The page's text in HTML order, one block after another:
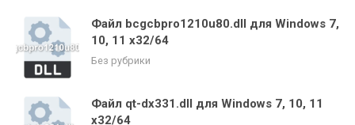
Файл bcgcbpro1210u80.dll для Windows 7,
10, 11 x32/64
Без рубрики
Файл qt-dx331.dll для Windows 7, 10, 11
x32/64